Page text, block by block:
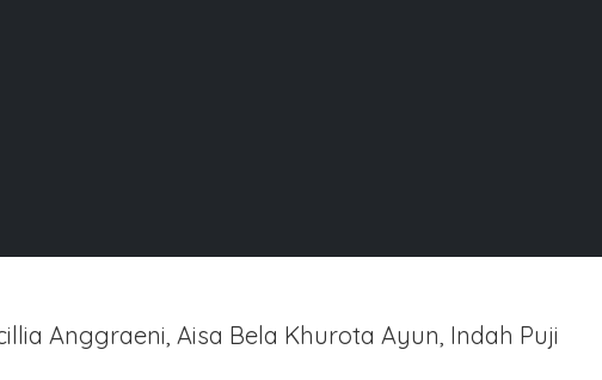
Anggraeni, Aisa Bela Khurota Ayun, Indah Puji